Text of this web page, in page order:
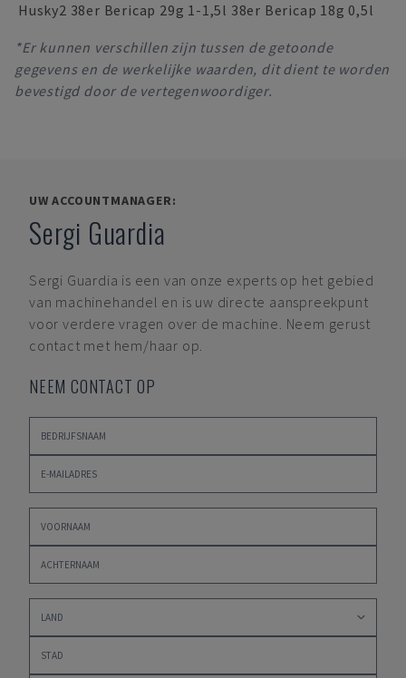
Husky2 38er Bericap 29g 1-1,5l 38er Bericap 18g 0,5l
*Er kunnen verschillen zijn tussen de getoonde
gegevens en de werkelijke waarden, dit dient te worden
bevestigd door de vertegenwoordiger.
UW ACCOUNTMANAGER:
Sergi Guardia
Sergi Guardia is een van onze experts op het gebied
van machinehandel en is uw directe aanspreekpunt
voor verdere vragen over de machine. Neem gerust
contact met hem/haar op.
NEEM CONTACT OP